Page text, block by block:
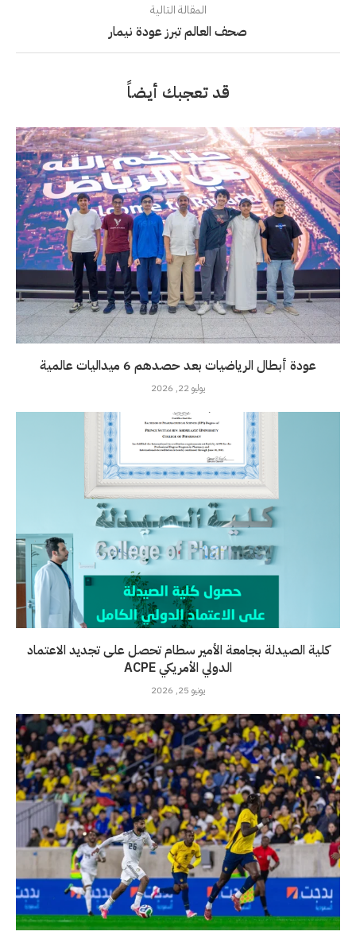
المقالة التالية
صحف العالم تبرز عودة نيمار
قد تعجبك أيضاً
عودة أبطال الرياضيات بعد حصدهم 6 ميداليات عالمية
يوليو 22, 2026
كلية الصيدلة بجامعة الأمير سطام تحصل على تجديد الاعتماد
الدولي الأمريكي ACPE
يونيو 25, 2026